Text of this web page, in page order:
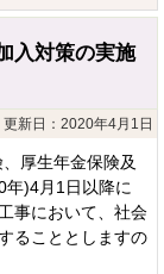
入対策の実施
更新日：2020年4月1日
厚生年金保険及
)4月1日以降に
事において、社会
ることとしますの